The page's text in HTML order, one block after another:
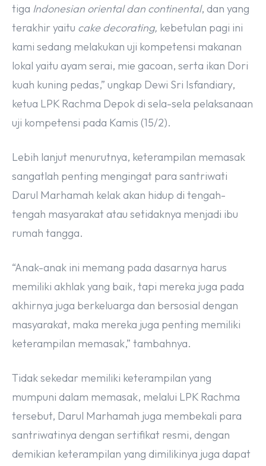
tiga Indonesian oriental dan continental, dan yang
terakhir yaitu cake decorating, kebetulan pagi ini
kami sedang melakukan uji kompetensi makanan
lokal yaitu ayam serai, mie gacoan, serta ikan Dori
kuah kuning pedas,” ungkap Dewi Sri Isfandiary,
ketua LPK Rachma Depok di sela-sela pelaksanaan
uji kompetensi pada Kamis (15/2).
Lebih lanjut menurutnya, keterampilan memasak
sangatlah penting mengingat para santriwati
Darul Marhamah kelak akan hidup di tengah-
tengah masyarakat atau setidaknya menjadi ibu
rumah tangga.
“Anak-anak ini memang pada dasarnya harus
memiliki akhlak yang baik, tapi mereka juga pada
akhirnya juga berkeluarga dan bersosial dengan
masyarakat, maka mereka juga penting memiliki
keterampilan memasak,” tambahnya.
Tidak sekedar memiliki keterampilan yang
mumpuni dalam memasak, melalui LPK Rachma
tersebut, Darul Marhamah juga membekali para
santriwatinya dengan sertifikat resmi, dengan
demikian keterampilan yang dimilikinya juga dapat